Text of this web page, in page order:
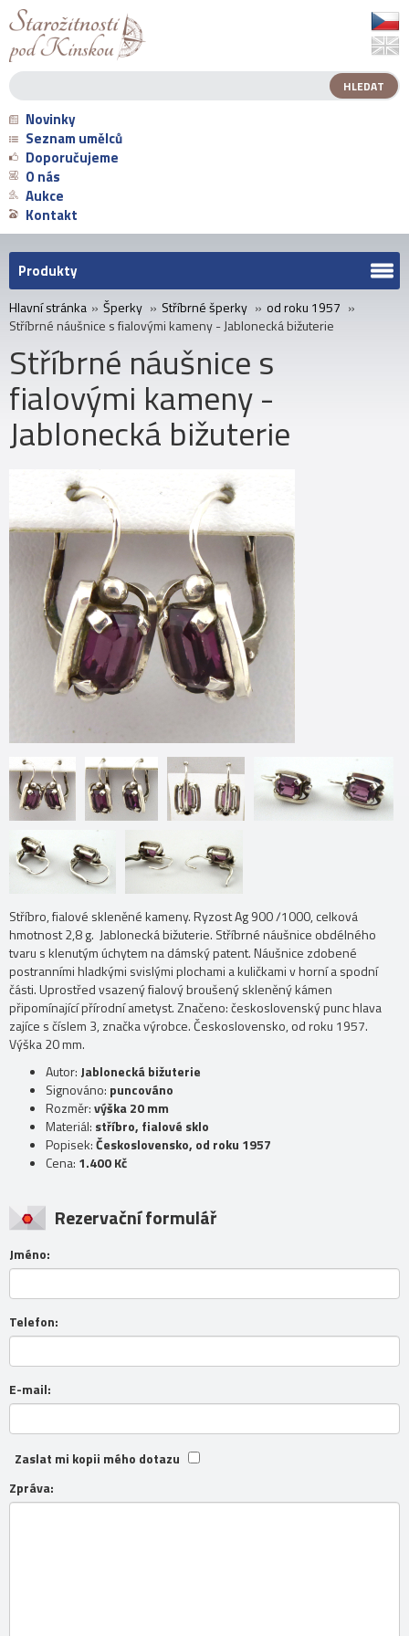
Novinky
Seznam umělců
Doporučujeme
O nás
Aukce
Kontakt
Produkty
Hlavní stránka » Šperky » Stříbrné šperky » od roku 1957 »
Stříbrné náušnice s fialovými kameny - Jablonecká bižuterie
Stříbrné náušnice s
fialovými kameny -
Jablonecká bižuterie
Stříbro, fialové skleněné kameny. Ryzost Ag 900 /1000, celková
hmotnost 2,8 g. Jablonecká bižuterie. Stříbrné náušnice obdélného
tvaru s klenutým úchytem na dámský patent. Náušnice zdobené
postranními hladkými svislými plochami a kuličkami v horní a spodní
části. Uprostřed vsazený fialový broušený skleněný kámen
připomínající přírodní ametyst. Značeno: československý punc hlava
zajíce s číslem 3, značka výrobce. Československo, od roku 1957.
Výška 20 mm.
Autor: Jablonecká bižuterie
Signováno: puncováno
Rozměr:výška 20 mm
Materiál: stříbro, fialové sklo
Popisek:Československo, od roku 1957
Cena: 1.400 Kč
Rezervační formulář
Jméno:
Telefon:
E-mail:
Zaslat mi kopii mého dotazu
Zpráva: